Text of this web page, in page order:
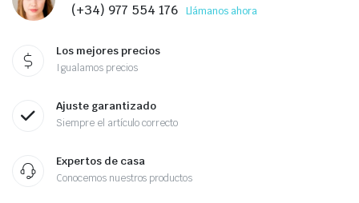
(+34) 977 554 176 Llámanos ahora
Los mejores precios
Igualamos precios
Ajuste garantizado
Siempre el artículo correcto
Expertos de casa
Conocemos nuestros productos